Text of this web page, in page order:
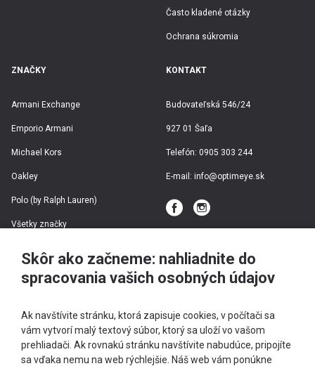
Často kladené otázky
Ochrana súkromia
ZNAČKY
Armani Exchange
Emporio Armani
Michael Kors
Oakley
Polo (by Ralph Lauren)
Všetky značky
KONTAKT
Budovateľská 546/24
927 01 Šaľa
Telefón: 0905 303 244
E-mail: info@optimeye.sk
Skôr ako začneme: nahliadnite do
spracovania vašich osobných údajov
Ak navštívite stránku, ktorá zapisuje cookies, v počítači sa
vám vytvorí malý textový súbor, ktorý sa uloží vo vašom
prehliadači. Ak rovnakú stránku navštívite nabudúce, pripojíte
sa vďaka nemu na web rýchlejšie. Náš web vám ponúkne